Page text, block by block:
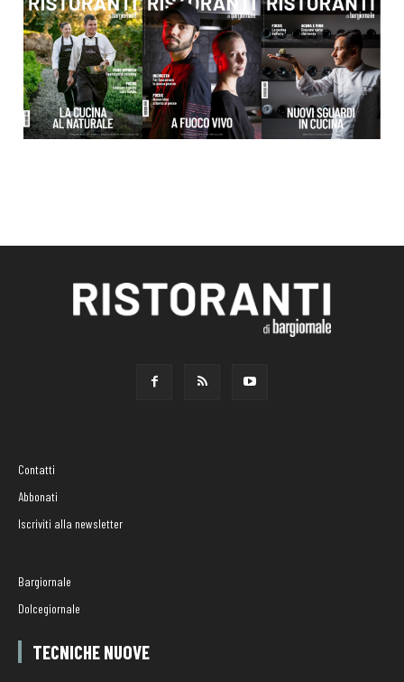
Contatti
Abbonati
Iscriviti alla newsletter
Bargiornale
Dolcegiornale
TECNICHE NUOVE